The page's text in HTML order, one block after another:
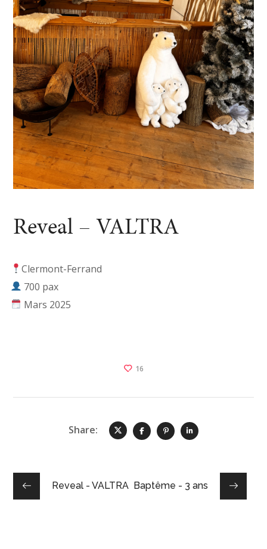
Reveal – VALTRA
Clermont-Ferrand
700 pax
Mars 2025
16
Share:
Reveal - VALTRA Baptême - 3 ans